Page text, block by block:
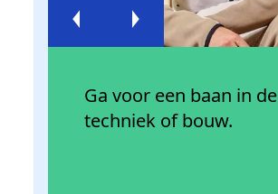
Previous Next
Ga voor een baan in de
techniek of bouw.